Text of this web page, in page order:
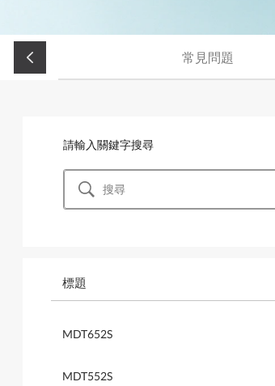
常見問題
請輸入關鍵字搜尋
標題
MDT652S
MDT552S